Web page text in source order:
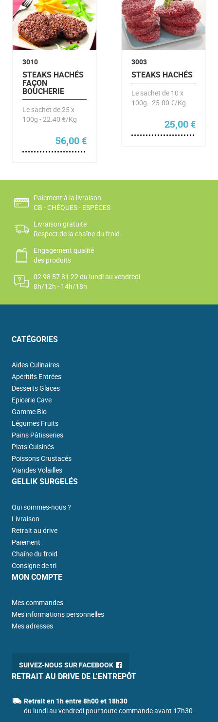
3010
STEAKS HACHÉS
FAÇON
BOUCHERIE
Le sachet de 25 x
100g - 22.40 €/Kg
56,00€
3003
STEAKS HACHÉS
Le sachet de 10 x
100g - 25.00 €/Kg
25,00€
Paiement à la livraison
CB - CHÈQUES - ESPÈCES
Livraison gratuite
Respect de la chaîne du froid
Engagement qualité
des produits
02 98 57 81 22 du lundi au vendredi
8h/12h - 14h/18h
CATÉGORIES
Aides Culinaires
Apéritifs Entrées
Desserts Glaces
Epicerie Cave
Gamme Bio
Légumes Fruits
Pains Pâtisseries
Plats Cuisinés
Poissons Crustacés
Viandes Volailles
GELLIK SURGELÉS
Qui sommes-nous ?
Livraison
Retrait au drive
Paiement
Chaîne du froid
Consigne de tri
MON COMPTE
Mes commandes
Mes informations personnelles
Mes adresses
SUIVEZ-NOUS SUR FACEBOOK
RETRAIT AU DRIVE DE L’ENTREPÔT
Retrait en 1h entre 8h00 et 18h30
du lundi au vendredi pour toute commande avant 17h30.